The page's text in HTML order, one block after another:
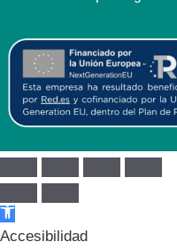
Abrir barra de herramientas
Accesibilidad